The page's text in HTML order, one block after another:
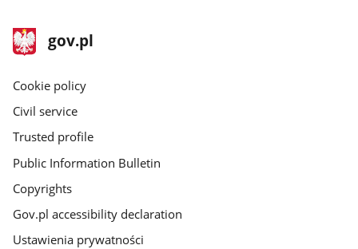
footer
gov.pl
Main
gov.pl
Cookie policy
Civil service
Trusted profile
Public Information Bulletin
Copyrights
Gov.pl accessibility declaration
Ustawienia prywatności